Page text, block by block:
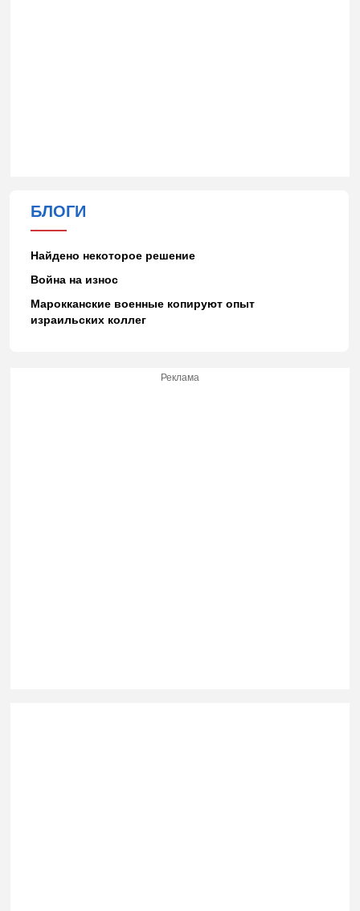
БЛОГИ
Найдено некоторое решение
Война на износ
Марокканские военные копируют опыт
израильских коллег
Реклама